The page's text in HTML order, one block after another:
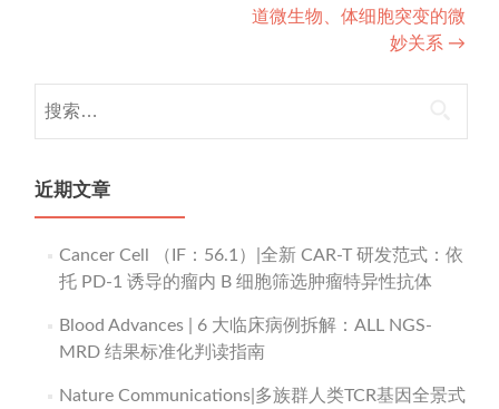
道微生物、体细胞突变的微
妙关系 →
索：
近期文章
Cancer Cell （IF：56.1）|全新 CAR-T 研发范式：依
托 PD-1 诱导的瘤内 B 细胞筛选肿瘤特异性抗体
Blood Advances | 6 大临床病例拆解：ALL NGS-
MRD 结果标准化判读指南
Nature Communications|多族群人类TCR基因全景式